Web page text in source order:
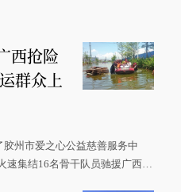
西抢险
群众上
州市爱之心公益慈善服务中
速集结16名骨干队员驰援广西灾